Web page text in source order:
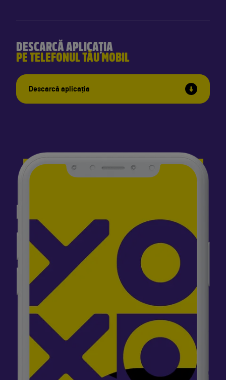
DESCARCĂ APLICAȚIA
PE TELEFONUL TĂU MOBIL
Descarcă aplicația